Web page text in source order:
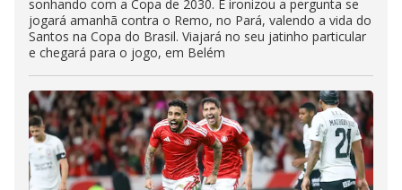
sonhando com a Copa de 2030. E ironizou a pergunta se
jogará amanhã contra o Remo, no Pará, valendo a vida do
Santos na Copa do Brasil. Viajará no seu jatinho particular
e chegará para o jogo, em Belém